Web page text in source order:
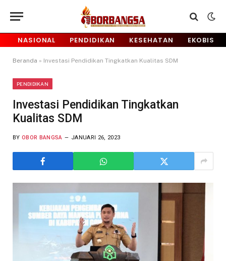
NASIONAL PENDIDIKAN KESEHATAN EKOBIS
Beranda » Investasi Pendidikan Tingkatkan Kualitas SDM
PENDIDIKAN
Investasi Pendidikan Tingkatkan
Kualitas SDM
BY OBOR BANGSA JANUARI 26, 2023